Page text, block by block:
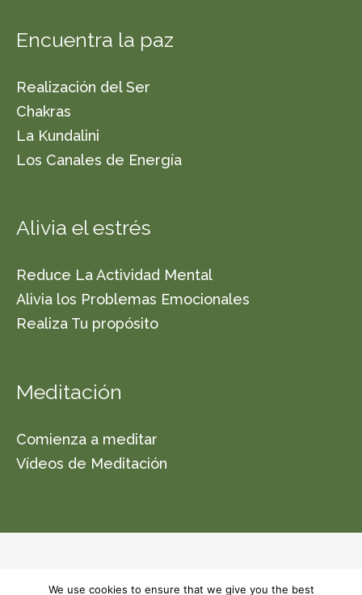
Encuentra la paz
Realización del Ser
Chakras
La Kundalini
Los Canales de Energía
Alivia el estrés
Reduce La Actividad Mental
Alivia los Problemas Emocionales
Realiza Tu propósito
Meditación
Comienza a meditar
Vídeos de Meditación
We use cookies to ensure that we give you the best